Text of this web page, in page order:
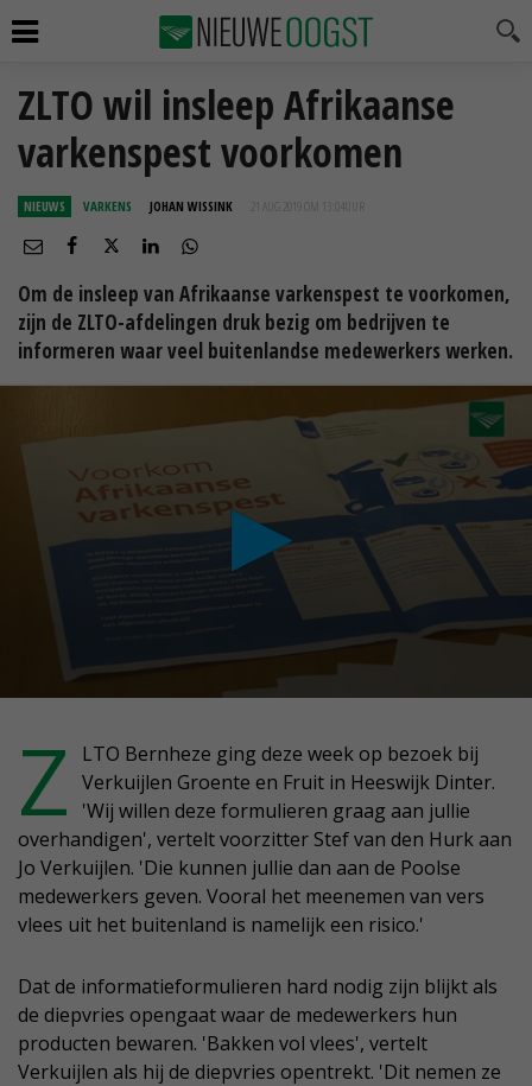
ZLTO wil insleep Afrikaanse
varkenspest voorkomen
NIEUWS VARKENS JOHAN WISSINK 21 AUG 2019 OM 13:04
Om de insleep van Afrikaanse varkenspest te voorkomen,
zijn de ZLTO-afdelingen druk bezig om bedrijven te
informeren waar veel buitenlandse medewerkers werken.
Z
LTO Bernheze ging deze week op bezoek bij
Verkuijlen Groente en Fruit in Heeswijk Dinter.
'Wij willen deze formulieren graag aan jullie
overhandigen', vertelt voorzitter Stef van den Hurk aan
Jo Verkuijlen. 'Die kunnen jullie dan aan de Poolse
medewerkers geven. Vooral het meenemen van vers
vlees uit het buitenland is namelijk een risico.'
Dat de informatieformulieren hard nodig zijn blijkt als
de diepvries opengaat waar de medewerkers hun
producten bewaren. 'Bakken vol vlees', vertelt
Verkuijlen als hij de diepvries opentrekt. 'Dit nemen ze